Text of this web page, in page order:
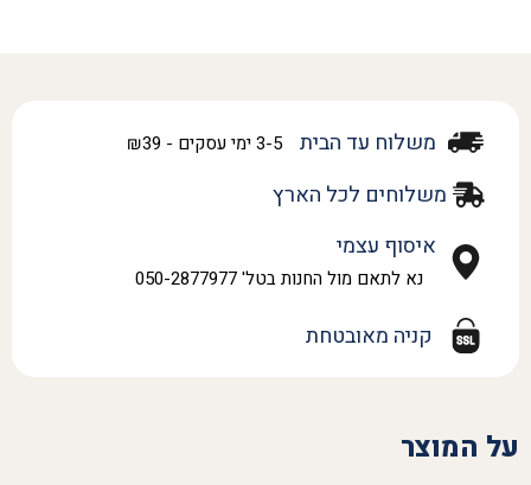
משלוח עד הבית 3-5 ימי עסקים - ₪39
משלוחים לכל הארץ
איסוף עצמי
נא לתאם מול החנות בטל' 050-2877977
קניה מאובטחת
על המוצר